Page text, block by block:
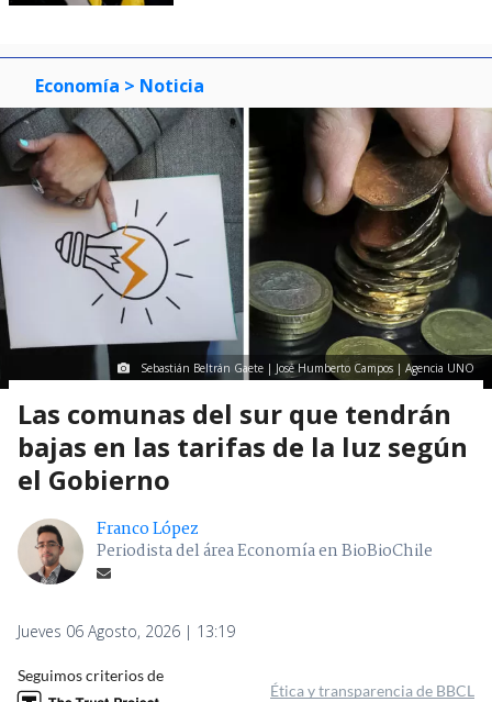
Economía > Noticia
Sebastián Beltrán Gaete | José Humberto Campos | Agencia UNO
Las comunas del sur que tendrán
bajas en las tarifas de la luz según
el Gobierno
Franco López
Periodista del área Economía en BioBioChile
Jueves 06 Agosto, 2026 | 13:19
Seguimos criterios de
Ética y transparencia de BBCL